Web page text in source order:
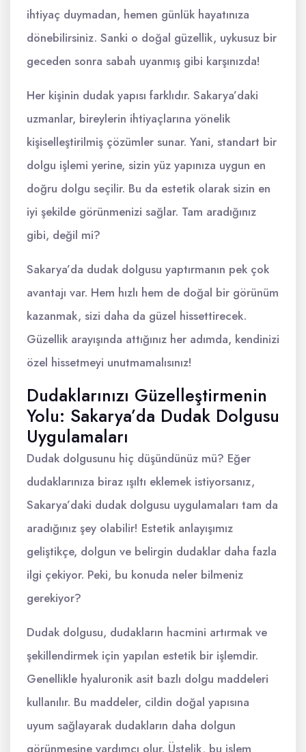
ihtiyaç duymadan, hemen günlük hayatınıza
dönebilirsiniz. Sanki o doğal güzellik, uykusuz bir
geceden sonra sabah uyanmış gibi karşınızda!
Her kişinin dudak yapısı farklıdır. Sakarya’daki
uzmanlar, bireylerin ihtiyaçlarına yönelik
kişiselleştirilmiş çözümler sunar. Yani, standart bir
dolgu işlemi yerine, sizin yüz yapınıza uygun en
doğru dolgu seçilir. Bu da estetik olarak sizin en
iyi şekilde görünmenizi sağlar. Tam aradığınız
gibi, değil mi?
Sakarya’da dudak dolgusu yaptırmanın pek çok
avantajı var. Hem hızlı hem de doğal bir görünüm
kazanmak, sizi daha da güzel hissettirecek.
Güzellik arayışında attığınız her adımda, kendinizi
özel hissetmeyi unutmamalısınız!
Dudaklarınızı Güzelleştirmenin
Yolu: Sakarya’da Dudak Dolgusu
Uygulamaları
Dudak dolgusunu hiç düşündünüz mü? Eğer
dudaklarınıza biraz ışıltı eklemek istiyorsanız,
Sakarya’daki dudak dolgusu uygulamaları tam da
aradığınız şey olabilir! Estetik anlayışımız
geliştikçe, dolgun ve belirgin dudaklar daha fazla
ilgi çekiyor. Peki, bu konuda neler bilmeniz
gerekiyor?
Dudak dolgusu, dudakların hacmini artırmak ve
şekillendirmek için yapılan estetik bir işlemdir.
Genellikle hyaluronik asit bazlı dolgu maddeleri
kullanılır. Bu maddeler, cildin doğal yapısına
uyum sağlayarak dudakların daha dolgun
görünmesine yardımcı olur. Üstelik, bu işlem